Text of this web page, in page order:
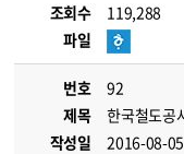
조회수
119,288
파일
번호
92
제목
한국철도공
작성일
2016-08-05